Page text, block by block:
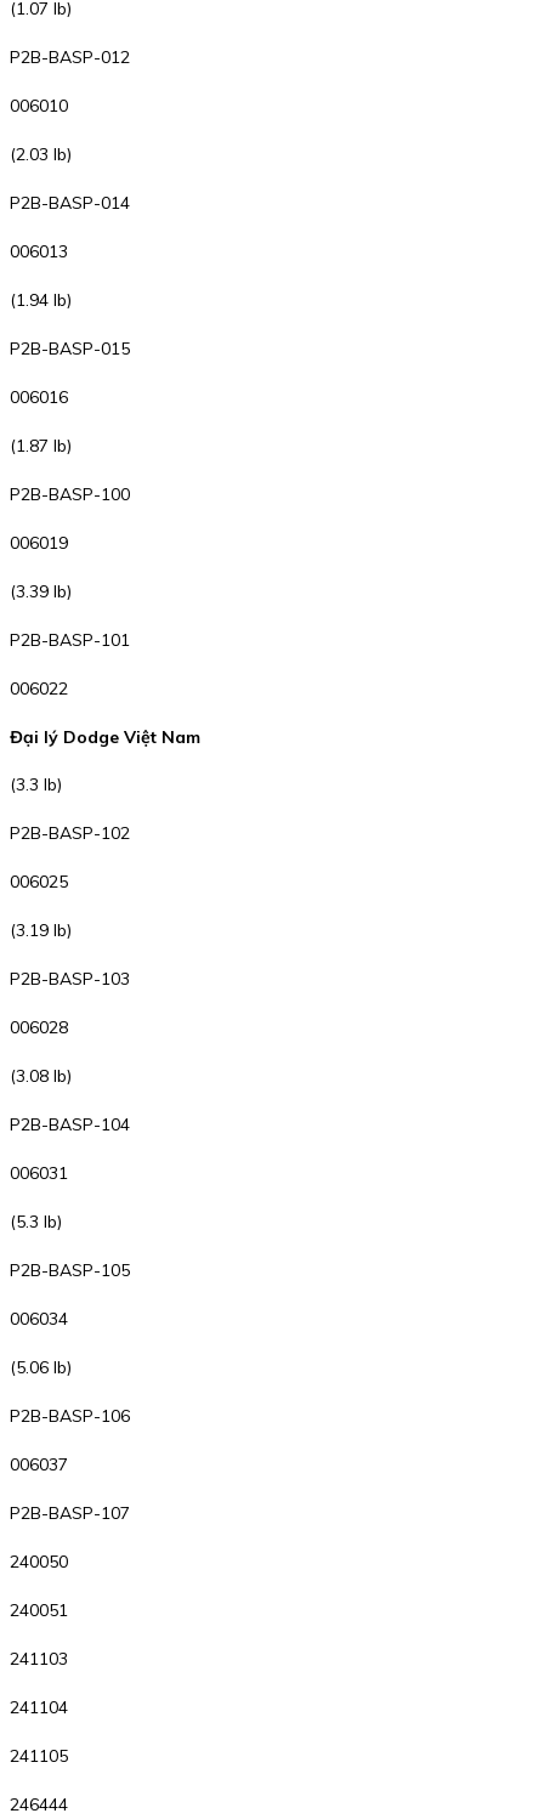
(1.07 lb)
P2B-BASP-012
006010
(2.03 lb)
P2B-BASP-014
006013
(1.94 lb)
P2B-BASP-015
006016
(1.87 lb)
P2B-BASP-100
006019
(3.39 lb)
P2B-BASP-101
006022
Đại lý Dodge Việt Nam
(3.3 lb)
P2B-BASP-102
006025
(3.19 lb)
P2B-BASP-103
006028
(3.08 lb)
P2B-BASP-104
006031
(5.3 lb)
P2B-BASP-105
006034
(5.06 lb)
P2B-BASP-106
006037
P2B-BASP-107
240050
240051
241103
241104
241105
246444